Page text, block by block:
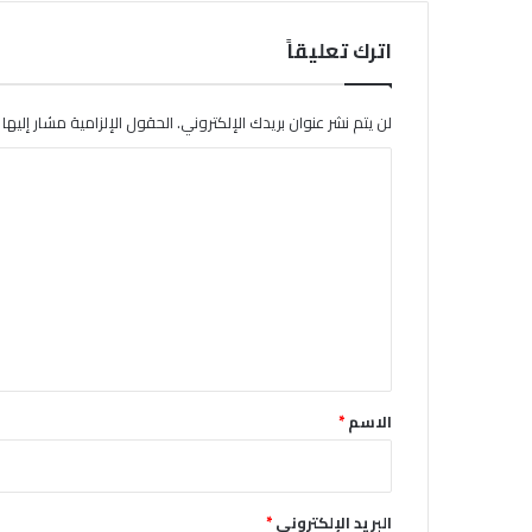
اترك تعليقاً
لن يتم نشر عنوان بريدك الإلكتروني.الحقول الإلزامية مشار إليها
*الاسم*
البريد الإلكتروني*